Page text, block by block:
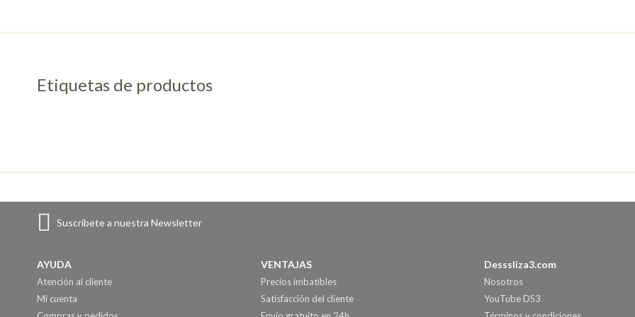
Etiquetas de productos
Suscríbete a nuestra Newsletter
AYUDA
Atención al cliente
Mi cuenta
VENTAJAS
Precios imbatibles
Satisfacción del cliente
Desssliza3.com
Nosotros
YouTube DS3